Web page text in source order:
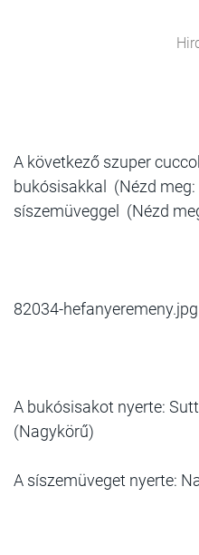
A következő szuper
bukósisakkal (Nézd meg:
síszemüveggel (Nézd
82034-hefanyeremeny.jpg
A bukósisakot nyerte:
(Nagykörű)
A síszemüveget nyerte: